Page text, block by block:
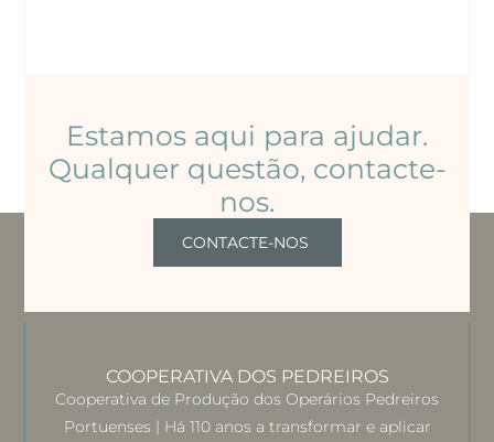
Estamos aqui para ajudar.
Qualquer questão, contacte-
nos.
CONTACTE-NOS
COOPERATIVA DOS PEDREIROS
Cooperativa de Produção dos Operários Pedreiros
Portuenses | Há 110 anos a transformar e aplicar